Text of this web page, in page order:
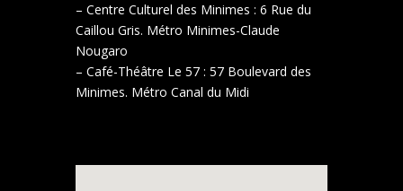
– Centre Culturel des Minimes : 6 Rue du
Caillou Gris. Métro Minimes-Claude
Nougaro
– Café-Théâtre Le 57 : 57 Boulevard des
Minimes. Métro Canal du Midi